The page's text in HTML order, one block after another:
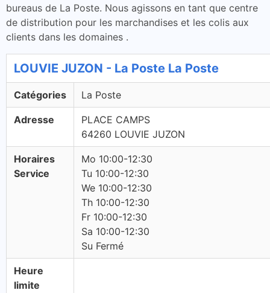
bureaus de La Poste. Nous agissons en tant que centre
de distribution pour les marchandises et les colis aux
clients dans les domaines .
LOUVIE JUZON - La Poste La Poste
Catégories La Poste
Adresse
PLACE CAMPS
64260 LOUVIE JUZON
Horaires
Service
Mo 10:00-12:30
Tu 10:00-12:30
We 10:00-12:30
Th 10:00-12:30
Fr 10:00-12:30
Sa 10:00-12:30
Su Fermé
Heure
limite